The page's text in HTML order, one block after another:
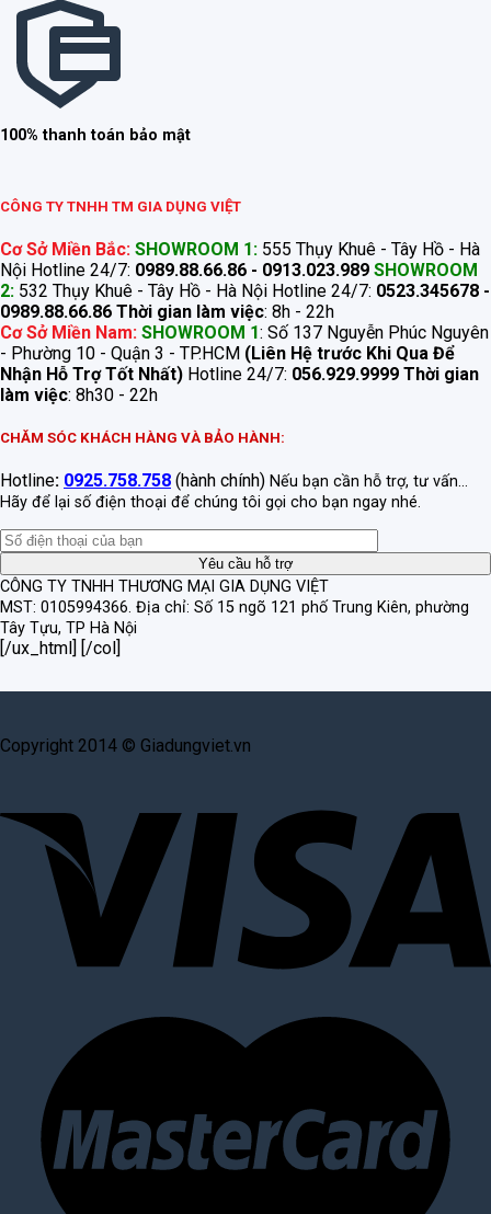
100% thanh toán bảo mật
CÔNG TY TNHH TM GIA DỤNG VIỆT
Cơ Sở Miền Bắc: SHOWROOM 1: 555 Thụy Khuê - Tây Hồ - Hà
Nội Hotline 24/7: 0989.88.66.86 - 0913.023.989 SHOWROOM
2: 532 Thụy Khuê - Tây Hồ - Hà Nội Hotline 24/7: 0523.345678 -
0989.88.66.86 Thời gian làm việc: 8h - 22h
Cơ Sở Miền Nam: SHOWROOM 1: Số 137 Nguyễn Phúc Nguyên
- Phường 10 - Quận 3 - TP.HCM (Liên Hệ trước Khi Qua Để
Nhận Hỗ Trợ Tốt Nhất) Hotline 24/7: 056.929.9999 Thời gian
làm việc: 8h30 - 22h
CHĂM SÓC KHÁCH HÀNG VÀ BẢO HÀNH:
Hotline: 0925.758.758 (hành chính) Nếu bạn cần hỗ trợ, tư vấn...
Hãy để lại số điện thoại để chúng tôi gọi cho bạn ngay nhé.
CÔNG TY TNHH THƯƠNG MẠI GIA DỤNG VIỆT
MST: 0105994366. Địa chỉ: Số 15 ngõ 121 phố Trung Kiên, phường
Tây Tựu, TP Hà Nội
[/ux_html] [/col]
Copyright 2014 © Giadungviet.vn